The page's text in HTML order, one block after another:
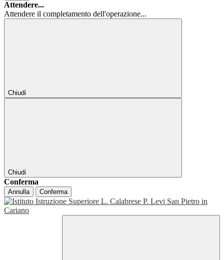
Attendere...
Attendere il completamento dell'operazione...
Chiudi
Chiudi
Conferma
Annulla Conferma